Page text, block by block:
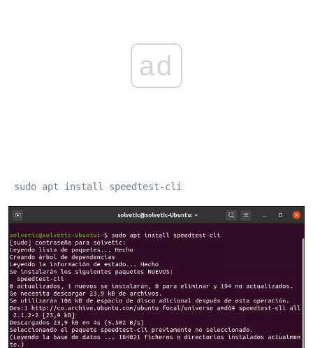
ad
sudo apt install speedtest-cli